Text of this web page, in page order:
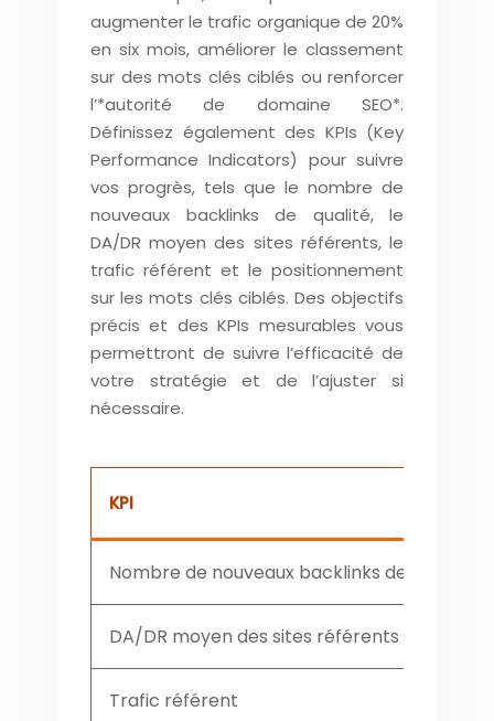
augmenter le trafic organique de 20%
en six mois, améliorer le classement
sur des mots clés ciblés ou renforcer
l’*autorité de domaine SEO*.
Définissez également des KPIs (Key
Performance Indicators) pour suivre
vos progrès, tels que le nombre de
nouveaux backlinks de qualité, le
DA/DR moyen des sites référents, le
trafic référent et le positionnement
sur les mots clés ciblés. Des objectifs
précis et des KPIs mesurables vous
permettront de suivre l’efficacité de
votre stratégie et de l’ajuster si
nécessaire.
KPI
Nombre de nouveaux backlinks de qualité
DA/DR moyen des sites référents
Trafic référent